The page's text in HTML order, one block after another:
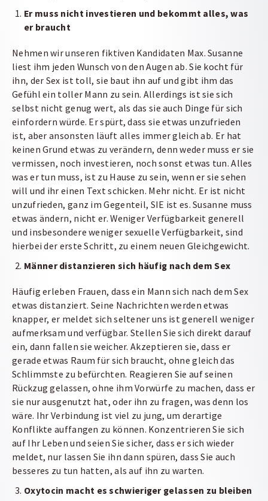
Er muss nicht investieren und bekommt alles, was
er braucht
Nehmen wir unseren fiktiven Kandidaten Max. Susanne
liest ihm jeden Wunsch von den Augen ab. Sie kocht für
ihn, der Sex ist toll, sie baut ihn auf und gibt ihm das
Gefühl ein toller Mann zu sein. Allerdings ist sie sich
selbst nicht genug wert, als das sie auch Dinge für sich
einfordern würde. Er spürt, dass sie etwas unzufrieden
ist, aber ansonsten läuft alles immer gleich ab. Er hat
keinen Grund etwas zu verändern, denn weder muss er sie
vermissen, noch investieren, noch sonst etwas tun. Alles
was er tun muss, ist zu Hause zu sein, wenn er sie sehen
will und ihr einen Text schicken. Mehr nicht. Er ist nicht
unzufrieden, ganz im Gegenteil, SIE ist es. Susanne muss
etwas ändern, nicht er. Weniger Verfügbarkeit generell
und insbesondere weniger sexuelle Verfügbarkeit, sind
hierbei der erste Schritt, zu einem neuen Gleichgewicht.
Männer distanzieren sich häufig nach dem Sex
Häufig erleben Frauen, dass ein Mann sich nach dem Sex
etwas distanziert. Seine Nachrichten werden etwas
knapper, er meldet sich seltener uns ist generell weniger
aufmerksam und verfügbar. Stellen Sie sich direkt darauf
ein, dann fallen sie weicher. Akzeptieren sie, dass er
gerade etwas Raum für sich braucht, ohne gleich das
Schlimmste zu befürchten. Reagieren Sie auf seinen
Rückzug gelassen, ohne ihm Vorwürfe zu machen, dass er
sie nur ausgenutzt hat, oder ihn zu fragen, was denn los
wäre. Ihr Verbindung ist viel zu jung, um derartige
Konflikte auffangen zu können. Konzentrieren Sie sich
auf Ihr Leben und seien Sie sicher, dass er sich wieder
meldet, nur lassen Sie ihn dann spüren, dass Sie auch
besseres zu tun hatten, als auf ihn zu warten.
Oxytocin macht es schwieriger gelassen zu bleiben